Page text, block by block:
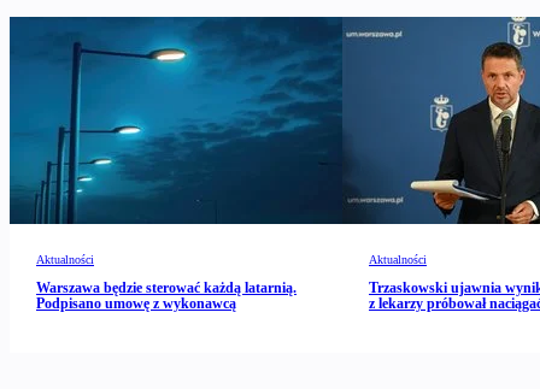
Aktualności
Warszawa będzie sterować każdą latarnią.
Podpisano umowę z wykonawcą
Aktualności
Trzaskowski ujawnia
z lekarzy próbował